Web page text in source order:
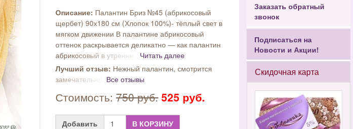
Описание: Палантин Бриз №45 (абрикосовый
щербет) 90х180 см (Хлопок 100%)- тёплый свет в
мягком движении В палантине абрикосовый
оттенок раскрывается деликатно — как палантин
абрикосовый в утренне... Читать далее
Лучший отзыв: Нежный палантин, смотрится
замечательно. Все отзывы
Стоимость:750 руб. 525 руб.
Добавить В КОРЗИНУ
Заказать обратный
звонок
Подписаться на
Новости и Акции!
Скидочная карта